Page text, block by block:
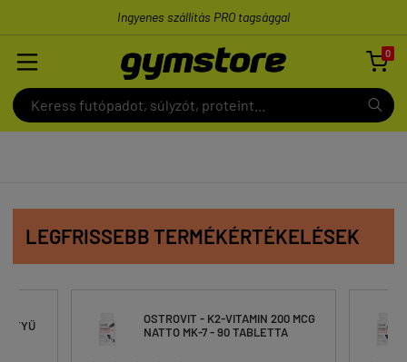
Ingyenes szállítás PRO tagsággal
0

LEGFRISSEBB TERMÉKÉRTÉKELÉSEK
OSTROVIT - K2-VITAMIN 200 MCG
NATTO MK-7 - 90 TABLETTA